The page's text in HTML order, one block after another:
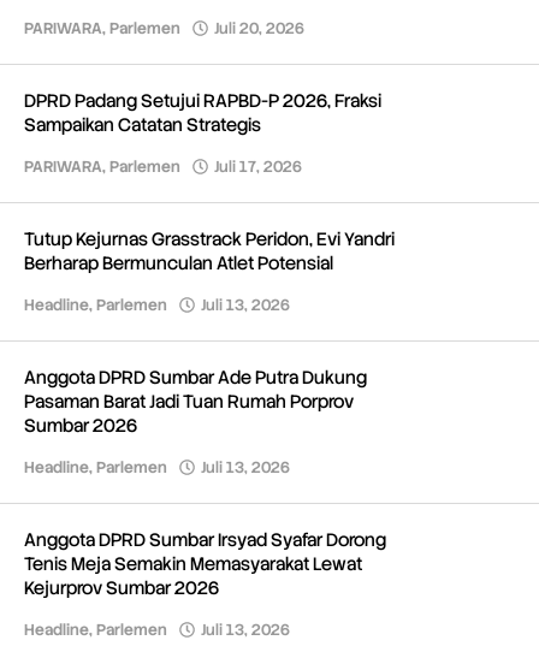
PARIWARA,Parlemen Juli 20, 2026
DPRD Padang Setujui RAPBD-P 2026, Fraksi
Sampaikan Catatan Strategis
PARIWARA,Parlemen Juli 17, 2026
Tutup Kejurnas Grasstrack Peridon, Evi Yandri
Berharap Bermunculan Atlet Potensial
Headline,Parlemen Juli 13, 2026
Anggota DPRD Sumbar Ade Putra Dukung
Pasaman Barat Jadi Tuan Rumah Porprov
Sumbar 2026
Headline,Parlemen Juli 13, 2026
Anggota DPRD Sumbar Irsyad Syafar Dorong
Tenis Meja Semakin Memasyarakat Lewat
Kejurprov Sumbar 2026
Headline,Parlemen Juli 13, 2026